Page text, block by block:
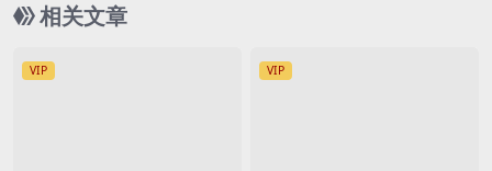
相关文章
VIP VIP